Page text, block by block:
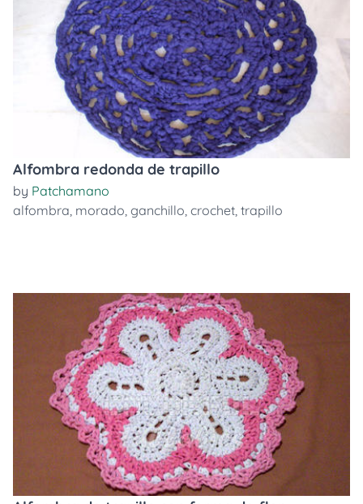
Alfombra redonda de trapillo
by Patchamano
alfombra, morado, ganchillo, crochet, trapillo